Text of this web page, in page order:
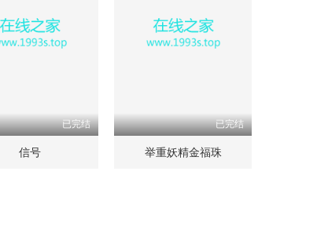
已完结
信号
已完结
举重妖精金福珠